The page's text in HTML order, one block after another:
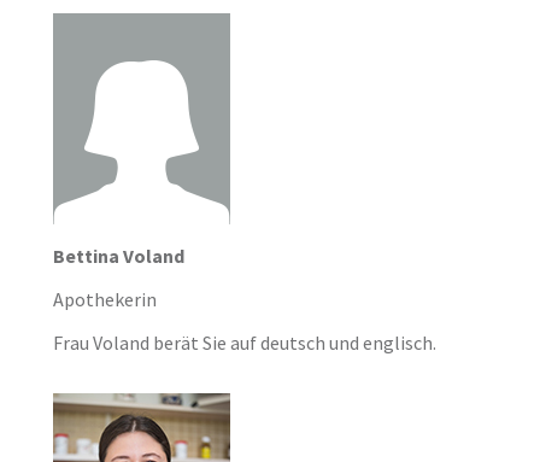
Bettina Voland
Apothekerin
Frau Voland berät Sie auf deutsch und englisch.